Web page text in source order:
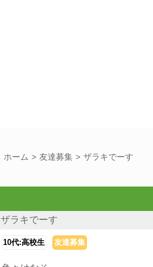
ホーム 友達募集 ザラキでーす
ザラキでーす
10代:高校生 友達募集